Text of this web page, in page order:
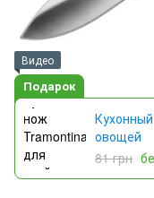
Видео
Подарок
овощей
81 грн